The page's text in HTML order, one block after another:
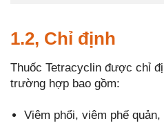
1.2, Chỉ định
Thuốc Tetracyclin được chỉ
trường hợp bao gồm:
Viêm phổi, viêm phế